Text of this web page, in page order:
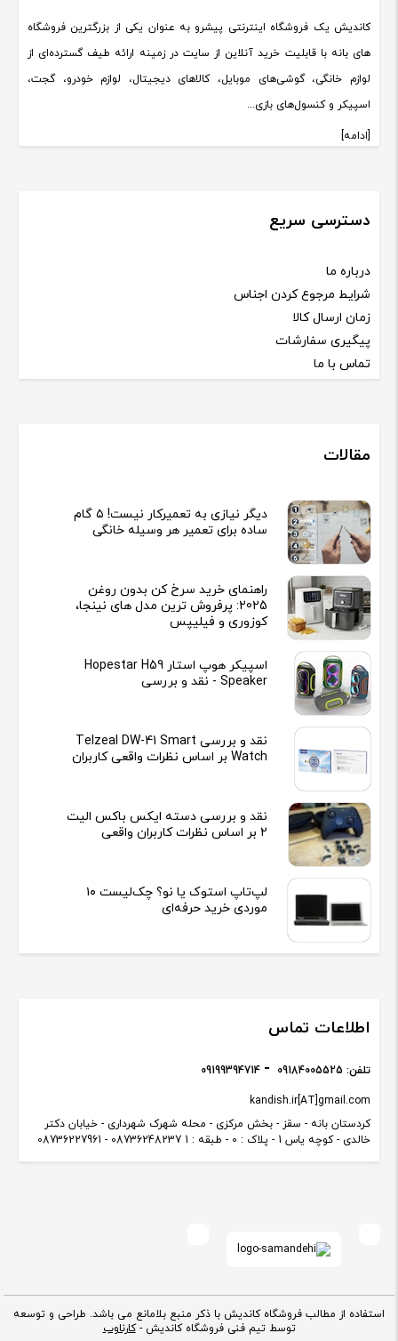
کاندیش یک فروشگاه اینترنتی پیشرو به عنوان یکی از بزرگترین فروشگاه
های بانه با قابلیت خرید آنلاین از سایت در زمینه ارائه طیف گسترده‌ای از
لوازم خانگی، گوشی‌های موبایل، کالاهای دیجیتال، لوازم خودرو، گجت،
اسپیکر و کنسول‌های بازی...
[ادامه]
دسترسی سریع
درباره ما
شرایط مرجوع کردن اجناس
زمان ارسال کالا
پیگیری سفارشات
تماس با ما
مقالات
دیگر نیازی به تعمیرکار نیست! ۵ گام
ساده برای تعمیر هر وسیله خانگی
راهنمای خرید سرخ کن بدون روغن
2025: پرفروش ترین مدل های نینجا،
کوزوری و فیلیپس
اسپیکر هوپ استار Hopestar H59
Speaker - نقد و بررسی
نقد و بررسی Telzeal DW-41 Smart
Watch بر اساس نظرات واقعی کاربران
نقد و بررسی دسته ایکس باکس الیت
2 بر اساس نظرات کاربران واقعی
لپ‌تاپ استوک یا نو؟ چک‌لیست ۱۰
موردی خرید حرفه‌ای
اطلاعات تماس
کردستان بانه - سقز - بخش مرکزی - محله شهرک شهرداری - خیابان دکتر
خالدی - کوچه یاس 1 - پلاک : 0 - طبقه : 1 08736248237 - 08736227961
kandish.ir[AT]gmail.com
تلفن: 09184005525
09199394714
استفاده از مطالب فروشگاه کاندیش با ذکر منبع بلامانع می باشد. طراحی و توسعه
توسط تیم فنی فروشگاه کاندیش -کارناوب